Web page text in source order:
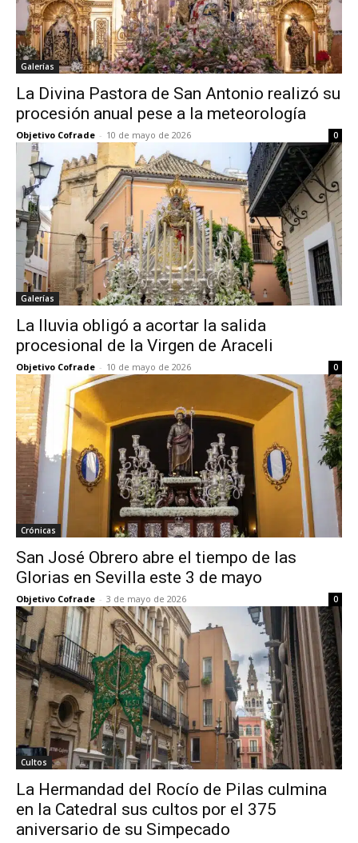
Galerías
La Divina Pastora de San Antonio realizó su
procesión anual pese a la meteorología
Objetivo Cofrade - 10 de mayo de 2026 0
Galerías
La lluvia obligó a acortar la salida
procesional de la Virgen de Araceli
Objetivo Cofrade - 10 de mayo de 2026 0
Crónicas
San José Obrero abre el tiempo de las
Glorias en Sevilla este 3 de mayo
Objetivo Cofrade - 3 de mayo de 2026 0
Cultos
La Hermandad del Rocío de Pilas culmina
en la Catedral sus cultos por el 375
aniversario de su Simpecado